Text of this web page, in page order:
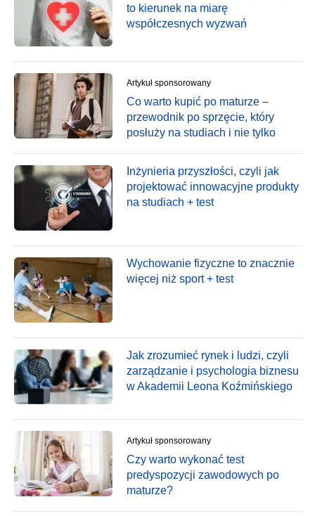
to kierunek na miarę
współczesnych wyzwań
Artykuł sponsorowany
Co warto kupić po maturze –
przewodnik po sprzęcie, który
posłuży na studiach i nie tylko
Inżynieria przyszłości, czyli jak
projektować innowacyjne produkty
na studiach + test
Wychowanie fizyczne to znacznie
więcej niż sport + test
Jak zrozumieć rynek i ludzi, czyli
zarządzanie i psychologia biznesu
w Akademii Leona Koźmińskiego
Artykuł sponsorowany
Czy warto wykonać test
predyspozycji zawodowych po
maturze?